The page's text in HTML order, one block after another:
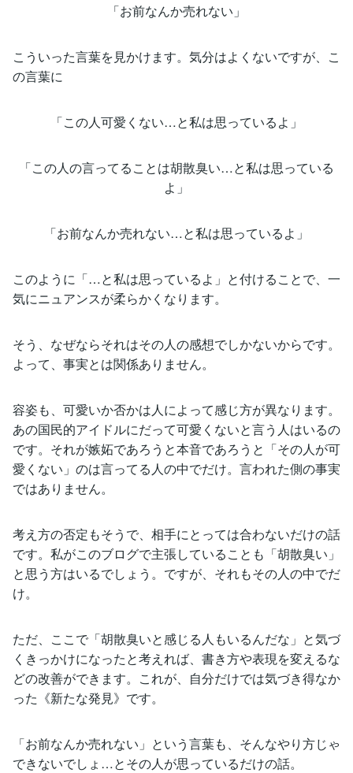
「お前なんか売れない」
こういった言葉を見かけます。気分はよくないですが、こ
の言葉に
「この人可愛くない…と私は思っているよ」
「この人の言ってることは胡散臭い…と私は思っている
よ」
「お前なんか売れない…と私は思っているよ」
このように「…と私は思っているよ」と付けることで、一
気にニュアンスが柔らかくなります。
そう、なぜならそれはその人の感想でしかないからです。
よって、事実とは関係ありません。
容姿も、可愛いか否かは人によって感じ方が異なります。
あの国民的アイドルにだって可愛くないと言う人はいるの
です。それが嫉妬であろうと本音であろうと「その人が可
愛くない」のは言ってる人の中でだけ。言われた側の事実
ではありません。
考え方の否定もそうで、相手にとっては合わないだけの話
です。私がこのブログで主張していることも「胡散臭い」
と思う方はいるでしょう。ですが、それもその人の中でだ
け。
ただ、ここで「胡散臭いと感じる人もいるんだな」と気づ
くきっかけになったと考えれば、書き方や表現を変えるな
どの改善ができます。これが、自分だけでは気づき得なか
った《新たな発見》です。
「お前なんか売れない」という言葉も、そんなやり方じゃ
できないでしょ…とその人が思っているだけの話。